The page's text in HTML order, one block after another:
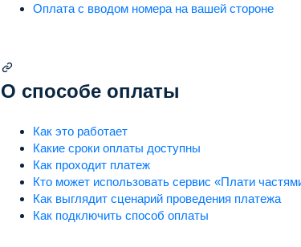
Оплата с вводом номера на вашей стороне
О способе оплаты
Как это работает
Какие сроки оплаты доступны
Как проходит платеж
Кто может использовать сервис «Плати
Как выглядит сценарий проведения платежа
Как подключить способ оплаты